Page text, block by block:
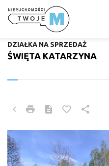
ŚWIĘTA KATARZYNA
DZIAŁKA NA SPRZEDAŻ